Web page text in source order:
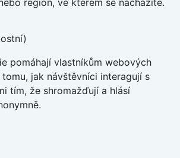
region, ve kterém se nacházíte.
pomáhají vlastníkům webových
jak návštěvníci interagují s
tím, že shromažďují a hlásí